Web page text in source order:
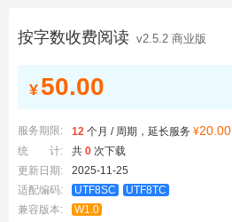
按字数收费阅读 v2.5.2 商业版
¥ 50.00
服务期限: 12 个月 / 周期，延长服务 ¥20.00
统 计:
共 0 次下载
更新日期:
2025-11-25
适配编码:
UTF8SC
UTF8TC
兼容版本:
W1.0